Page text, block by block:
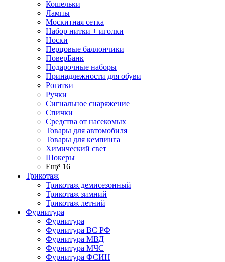
Кошельки
Лампы
Москитная сетка
Набор нитки + иголки
Носки
Перцовые баллончики
ПоверБанк
Подарочные наборы
Принадлежности для обуви
Рогатки
Ручки
Сигнальное снаряжение
Спички
Средства от насекомых
Товары для автомобиля
Товары для кемпинга
Химический свет
Шокеры
Ещё 16
Трикотаж
Трикотаж демисезонный
Трикотаж зимний
Трикотаж летний
Фурнитура
Фурнитура
Фурнитура ВС РФ
Фурнитура МВД
Фурнитура МЧС
Фурнитура ФСИН